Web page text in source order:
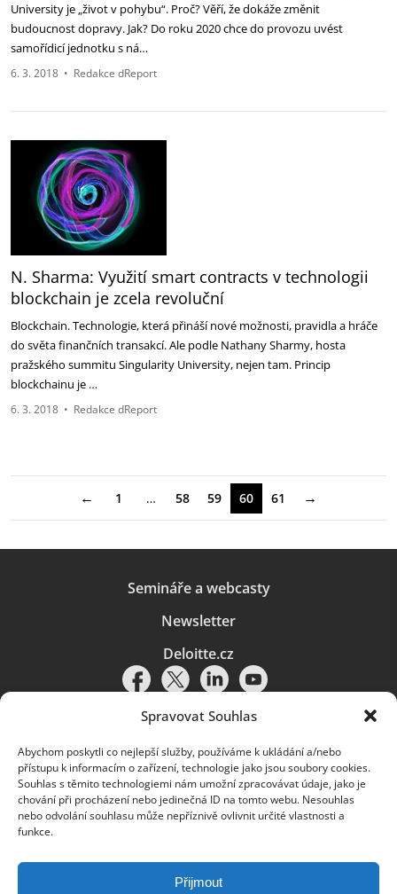
Spravovat Souhlas
Abychom poskytli co nejlepší služby, používáme k ukládání a/nebo
přístupu k informacím o zařízení, technologie jako jsou soubory cookies.
Souhlas s těmito technologiemi nám umožní zpracovávat údaje, jako je
chování při procházení nebo jedinečná ID na tomto webu. Nesouhlas
nebo odvolání souhlasu může nepříznivě ovlivnit určité vlastnosti a
funkce.
Přijmout
University je „život v pohybu“. Proč? Věří, že dokáže změnit
budoucnost dopravy. Jak? Do roku 2020 chce do provozu uvést
samořídicí jednotku s ná…
6. 3. 2018 • Redakce dReport
N. Sharma: Využití smart contracts v technologii
blockchain je zcela revoluční
Blockchain. Technologie, která přináší nové možnosti, pravidla a hráče
do světa finančních transakcí. Ale podle Nathany Sharmy, hosta
pražského summitu Singularity University, nejen tam. Princip
blockchainu je …
6. 3. 2018 • Redakce dReport
← 1 … 58 59 60 61 →
Semináře a webcasty
Newsletter
Deloitte.cz
Pravidla používání|Ochrana osobních údajů|Soubory cookies |
Deloitte.cz
© 2026. Více informací najdete vPravidlech používání.
Deloitte označuje jednu či více společností globální sítě členských
a přidružené subjekty (souhrnně „organizace Deloitte“). Společnost DTTL
(rovněž označovaná jako „Deloitte Global“) a každá z jejích členských
společností a jejich přidružených subjektů je samostatným a nezávislým